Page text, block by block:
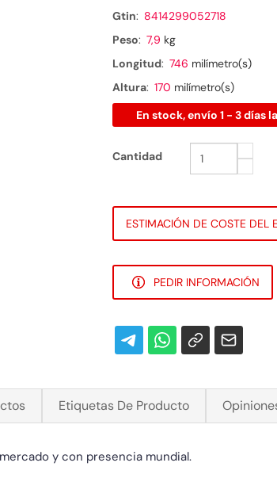
Gtin: 8414299052718
Peso: 7,9 kg
Longitud: 746 milímetro(s)
Altura: 170 milímetro(s)
En stock, envío 1 - 3 días
Cantidad
ESTIMACIÓN DE COSTE DEL
PEDIR INFORMACIÓN
Etiquetas De Producto
y con presencia mundial.